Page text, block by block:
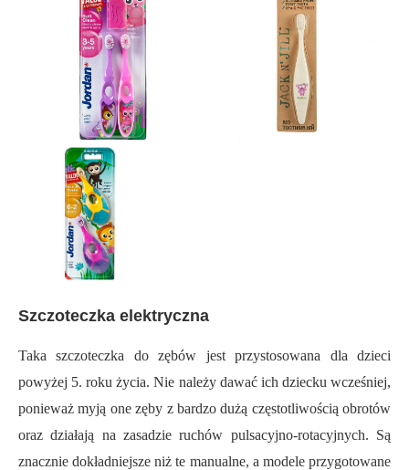
Szczoteczka elektryczna
Taka szczoteczka do zębów jest przystosowana dla dzieci
powyżej 5. roku życia. Nie należy dawać ich dziecku wcześniej,
ponieważ myją one zęby z bardzo dużą częstotliwością obrotów
oraz działają na zasadzie ruchów pulsacyjno-rotacyjnych. Są
znacznie dokładniejsze niż te manualne, a modele przygotowane